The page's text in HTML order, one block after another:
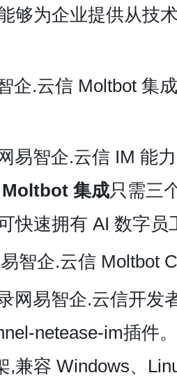
够为企业提供从技
企.云信 Moltbot 集
易智企.云信 IM 能
Moltbot 集成只需三
快速拥有 AI 数字员
智企.云信 Moltbot
网易智企.云信开发
netease-im插件
,兼容 Windows、